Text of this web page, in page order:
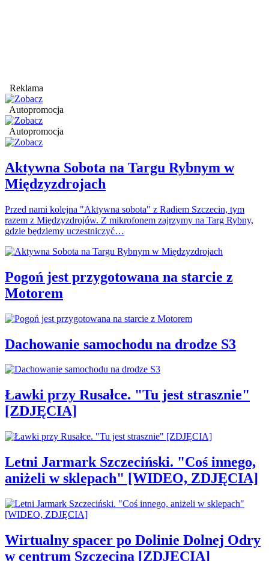
Reklama
Autopromocja
Autopromocja
Aktywna Sobota na Targu Rybnym w
Międzyzdrojach
Przed nami kolejna "Aktywna sobota" z Radiem Szczecin, tym
razem z Międzyzdrojów. Z mikrofonem zajrzymy na Targ Rybny,
gdzie będziemy uczestniczyć…
Pogoń jest przygotowana na starcie z
Motorem
Dachowanie samochodu na drodze S3
Ławki przy Rusałce. "Tu jest strasznie"
[ZDJĘCIA]
Letni Jarmark Szczeciński. "Coś innego,
aniżeli w sklepach" [WIDEO, ZDJĘCIA]
Wirtualny spacer po Dolinie Dolnej Odry
w centrum Szczecina [ZDJĘCIA]